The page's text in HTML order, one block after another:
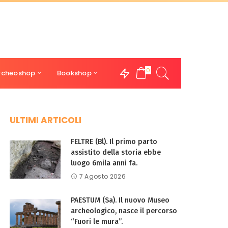
Bookshop 0
ULTIMI ARTICOLI
FELTRE (Bl). Il primo parto
assistito della storia ebbe
luogo 6mila anni fa.
7 Agosto 2026
PAESTUM (Sa). Il nuovo Museo
archeologico, nasce il percorso
“Fuori le mura”.